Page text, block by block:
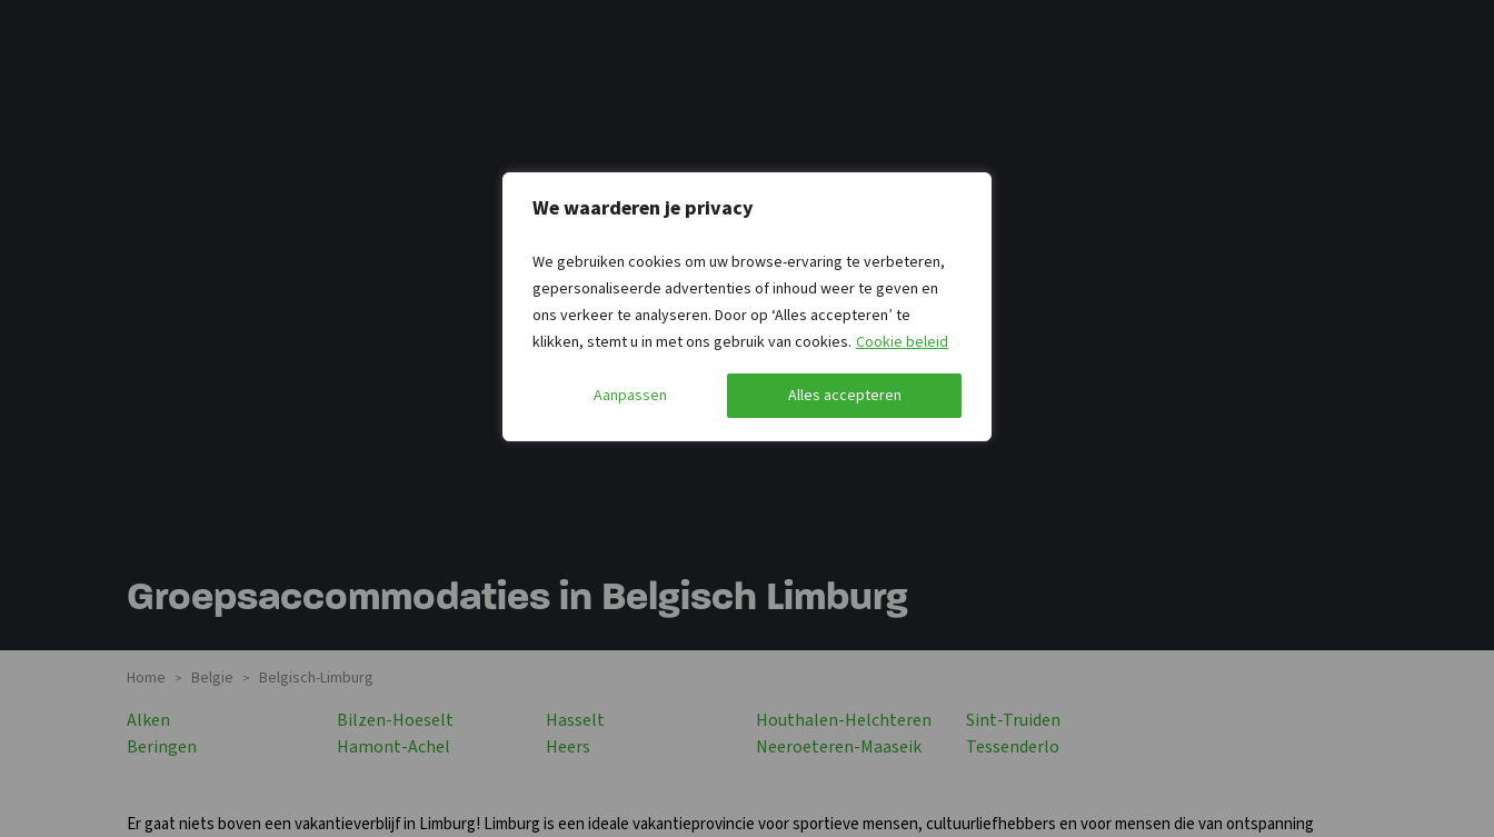
We waarderen je privacy
We gebruiken cookies om uw browse-ervaring te verbeteren,
gepersonaliseerde advertenties of inhoud weer te geven en
ons verkeer te analyseren. Door op ‘Alles accepteren’ te
klikken, stemt u in met ons gebruik van cookies. Cookie beleid
Aanpassen Alles accepteren
Groepsaccommodaties in Belgisch Limburg
Home > Belgie > Belgisch-Limburg
Alken
Beringen
Bilzen-Hoeselt
Hamont-Achel
Hasselt
Heers
Houthalen-Helchteren
Neeroeteren-Maaseik
Sint-Truiden
Tessenderlo
Er gaat niets boven een vakantieverblijf in Limburg! Limburg is een ideale vakantieprovincie voor sportieve mensen, cultuurliefhebbers en voor mensen die van ontspanning